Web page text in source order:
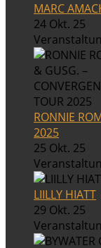
MARC
24 Okt. 25
RONNIE
2025
25 Okt. 25
LIILLY HIATT
29 Okt. 25